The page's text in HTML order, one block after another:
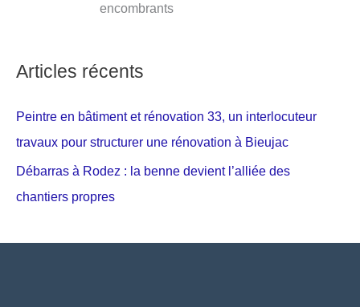
encombrants
Articles récents
Peintre en bâtiment et rénovation 33, un interlocuteur
travaux pour structurer une rénovation à Bieujac
Débarras à Rodez : la benne devient l’alliée des
chantiers propres